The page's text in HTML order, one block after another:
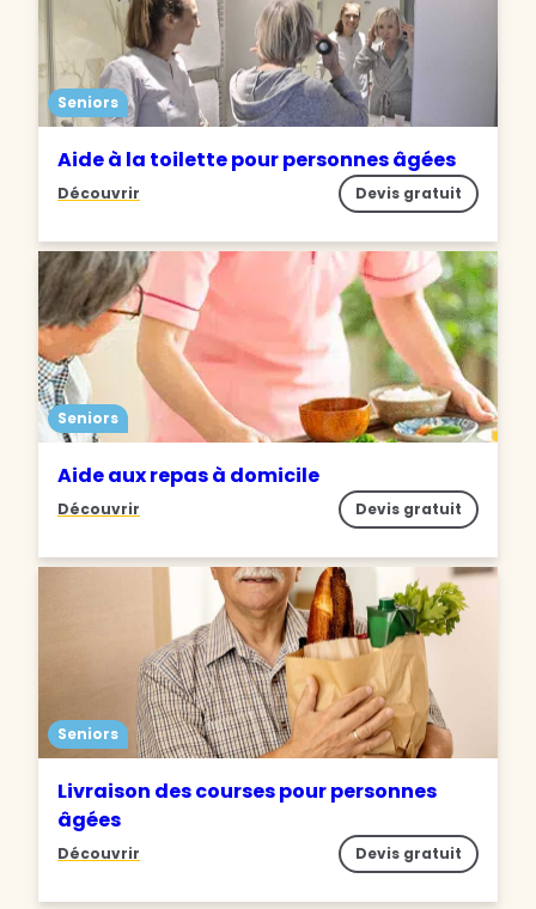
Seniors
Aide à la toilette pour personnes âgées
Découvrir Devis gratuit
Seniors
Aide aux repas à domicile
Découvrir Devis gratuit
Seniors
Livraison des courses pour personnes
âgées
Découvrir Devis gratuit